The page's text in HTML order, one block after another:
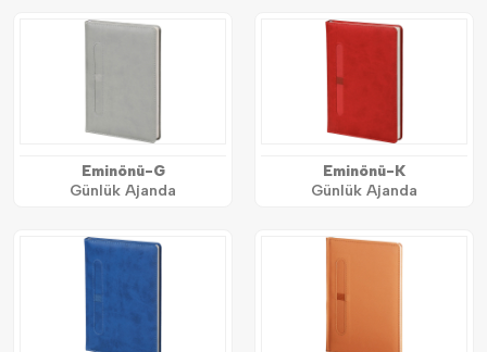
Eminönü-G
Günlük Ajanda
Eminönü-K
Günlük Ajanda